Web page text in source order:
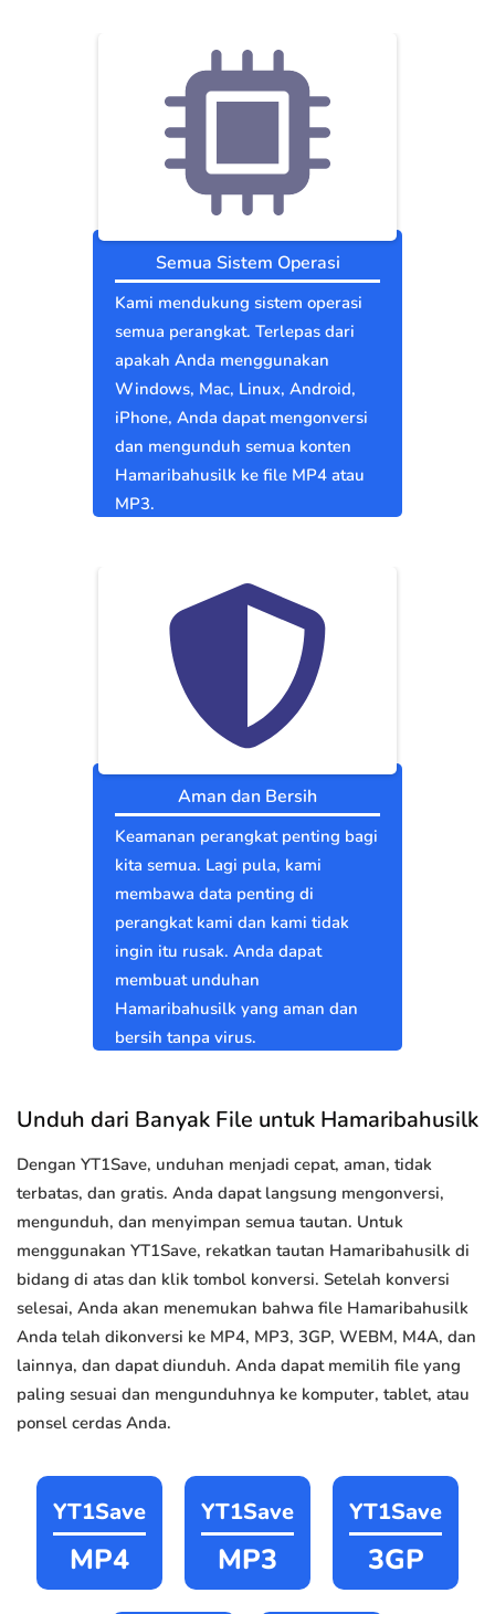
Semua Sistem Operasi
Kami mendukung sistem operasi
semua perangkat. Terlepas dari
apakah Anda menggunakan
Windows, Mac, Linux, Android,
iPhone, Anda dapat mengonversi
dan mengunduh semua konten
Hamaribahusilk ke file MP4 atau
MP3.
Aman dan Bersih
Keamanan perangkat penting bagi
kita semua. Lagi pula, kami
membawa data penting di
perangkat kami dan kami tidak
ingin itu rusak. Anda dapat
membuat unduhan
Hamaribahusilk yang aman dan
bersih tanpa virus.
Unduh dari Banyak File untuk Hamaribahusilk
Dengan YT1Save, unduhan menjadi cepat, aman, tidak
terbatas, dan gratis. Anda dapat langsung mengonversi,
mengunduh, dan menyimpan semua tautan. Untuk
menggunakan YT1Save, rekatkan tautan Hamaribahusilk di
bidang di atas dan klik tombol konversi. Setelah konversi
selesai, Anda akan menemukan bahwa file Hamaribahusilk
Anda telah dikonversi ke MP4, MP3, 3GP, WEBM, M4A, dan
lainnya, dan dapat diunduh. Anda dapat memilih file yang
paling sesuai dan mengunduhnya ke komputer, tablet, atau
ponsel cerdas Anda.
YT1Save
MP4
YT1Save
MP3
YT1Save
3GP